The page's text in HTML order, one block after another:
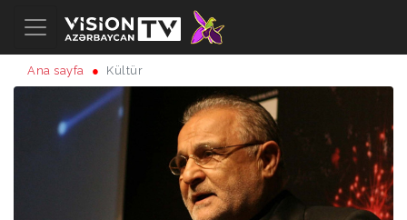
Ana sayfa Kültür